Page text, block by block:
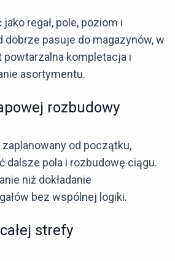
regał, pole, poziom i
dobrze pasuje do magazynów, w
powtarzalna kompletacja i
asortymentu.
rozbudowy
od początku,
dalsze pola i rozbudowę ciągu.
niż dokładanie
bez wspólnej logiki.
strefy